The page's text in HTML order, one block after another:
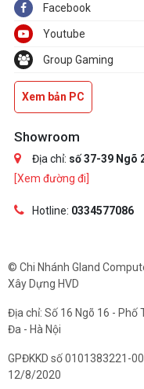
Facebook
Youtube
Group Gaming
Xem bản PC
Showroom
Địa chỉ: số 37-39 Ngõ
[Xem đường đi]
Hotline: 0334577086
© Chi Nhánh Gland
Xây Dựng HVD
Địa chỉ: Số 16 Ngõ 16 - Phố
Đa - Hà Nội
GPĐKKD số 0101383221-
12/8/2020